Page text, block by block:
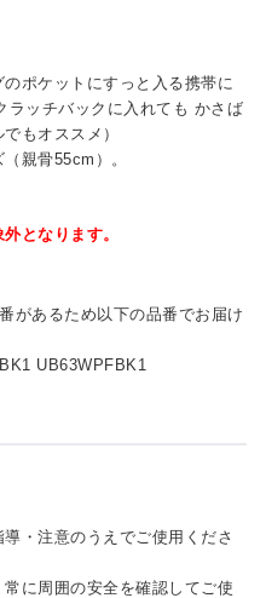
ポケットにすっと入る携帯に
ラッチバックに入れても かさば
もオススメ）
親骨55cm）。
となります。
があるため以下の品番でお届け
UB63WPFBK1
・注意のうえでご使用くださ
に周囲の安全を確認してご使